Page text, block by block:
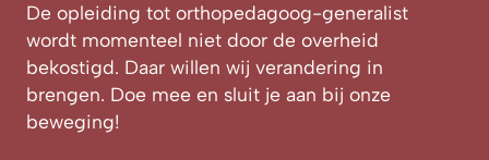
De opleiding tot orthopedagoog-generalist
wordt momenteel niet door de overheid
bekostigd. Daar willen wij verandering in
brengen. Doe mee en sluit je aan bij onze
beweging!